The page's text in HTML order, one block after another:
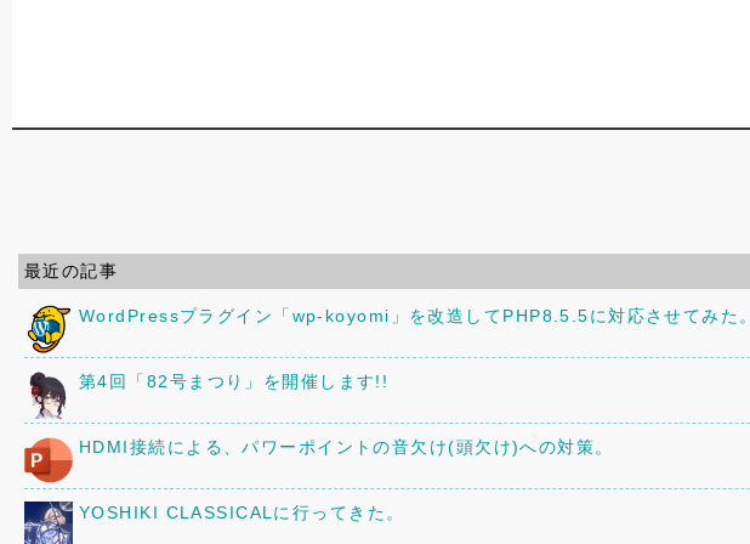
最近の記事
WordPressプラグイン「wp-koyomi」を改造してPHP8.5.5に対応させてみた。
第4回「82号まつり」を開催します!!
HDMI接続による、パワーポイントの音欠け(頭欠け)への対策。
YOSHIKI CLASSICALに行ってきた。